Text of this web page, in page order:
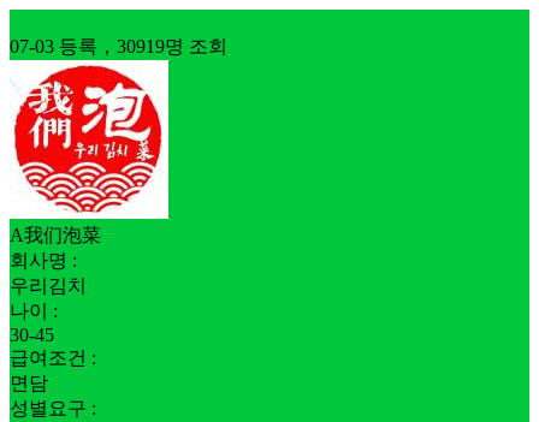
07-03 등록，30919명 조회
A我们泡菜
회사명 :
우리김치
나이 :
30-45
급여조건 :
면담
성별요구 :